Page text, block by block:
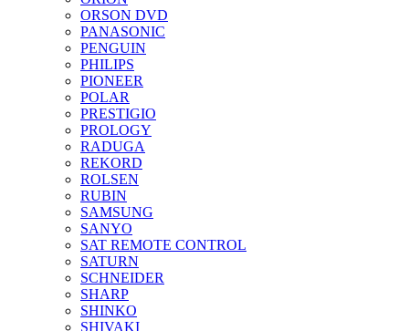
ORSON DVD
PANASONIC
PENGUIN
PHILIPS
PIONEER
POLAR
PRESTIGIO
PROLOGY
RADUGA
REKORD
ROLSEN
RUBIN
SAMSUNG
SANYO
SAT REMOTE CONTROL
SATURN
SCHNEIDER
SHARP
SHINKO
SHIVAKI